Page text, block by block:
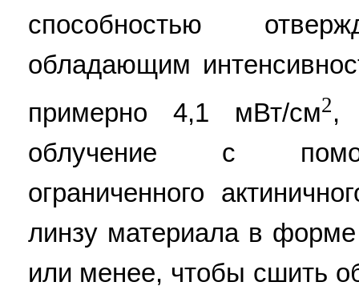
способностью
обладающим
примерно 4,1 мВт/см2,
облучение с
ограниченного
линзу материала в
или менее, чтобы сшить